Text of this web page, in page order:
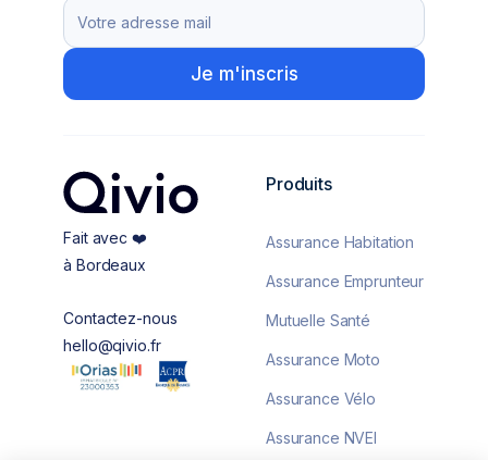
Fait avec ❤️
à Bordeaux
Contactez-nous
hello@qivio.fr
Produits
Assurance Habitation
Assurance Emprunteur
Mutuelle Santé
Assurance Moto
Assurance Vélo
Assurance NVEI